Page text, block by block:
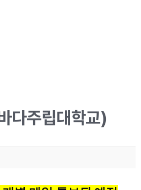
다주립대학교)